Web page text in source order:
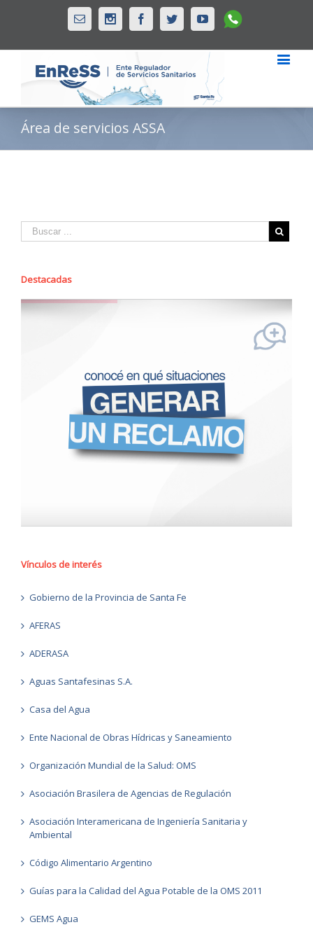
Email InstagramFacebookTwitterYoutubeWhatsapp
Área de servicios ASSA
Destacadas
Vínculos de interés
Gobierno de la Provincia de Santa Fe
AFERAS
ADERASA
Aguas Santafesinas S.A.
Casa del Agua
Ente Nacional de Obras Hídricas y Saneamiento
Organización Mundial de la Salud: OMS
Asociación Brasilera de Agencias de Regulación
Asociación Interamericana de Ingeniería Sanitaria y
Ambiental
Código Alimentario Argentino
Guías para la Calidad del Agua Potable de la OMS 2011
GEMS Agua